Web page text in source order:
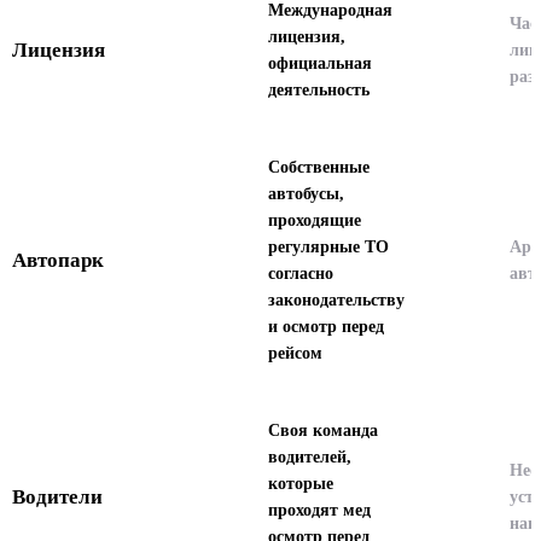
Лицензия
Международная
лицензия,
официальная
деятельность
Автопарк
Собственные
автобусы,
проходящие
регулярные ТО
согласно
законодательству
и осмотр перед
рейсом
Водители
Своя команда
водителей,
которые
проходят мед
осмотр перед